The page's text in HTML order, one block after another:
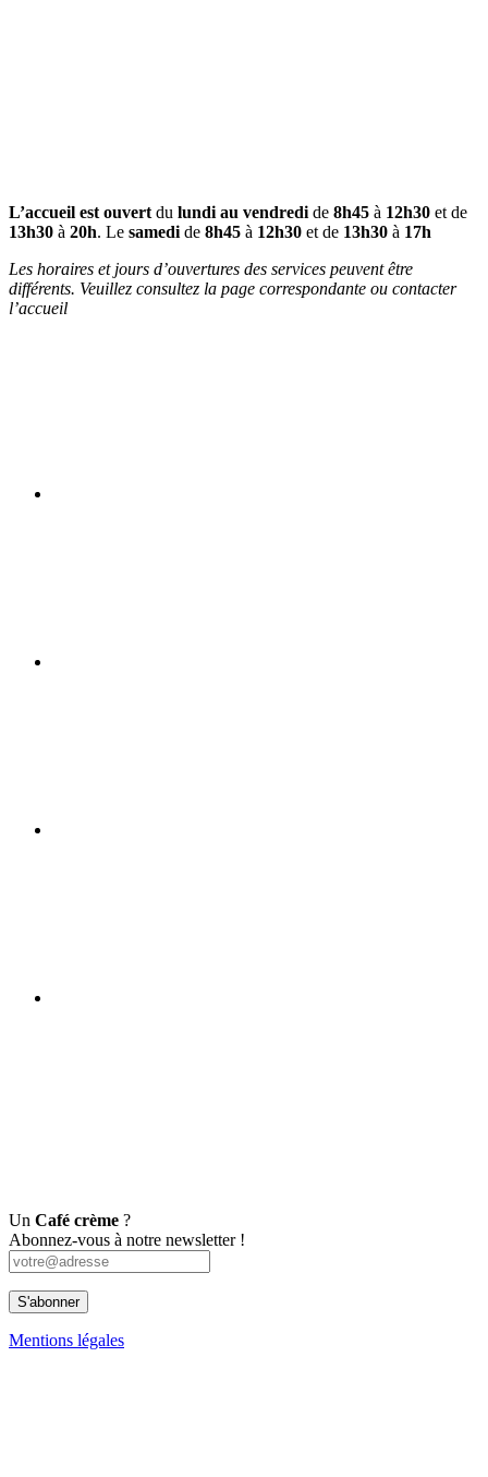
L’accueil est ouvert du lundi au vendredi de 8h45 à 12h30 et de
13h30 à 20h. Le samedi de 8h45 à 12h30 et de 13h30 à 17h
Les horaires et jours d’ouvertures des services peuvent être
différents. Veuillez consultez la page correspondante ou contacter
l’accueil
Un Café crème ?
Abonnez-vous à notre newsletter !
Mentions légales